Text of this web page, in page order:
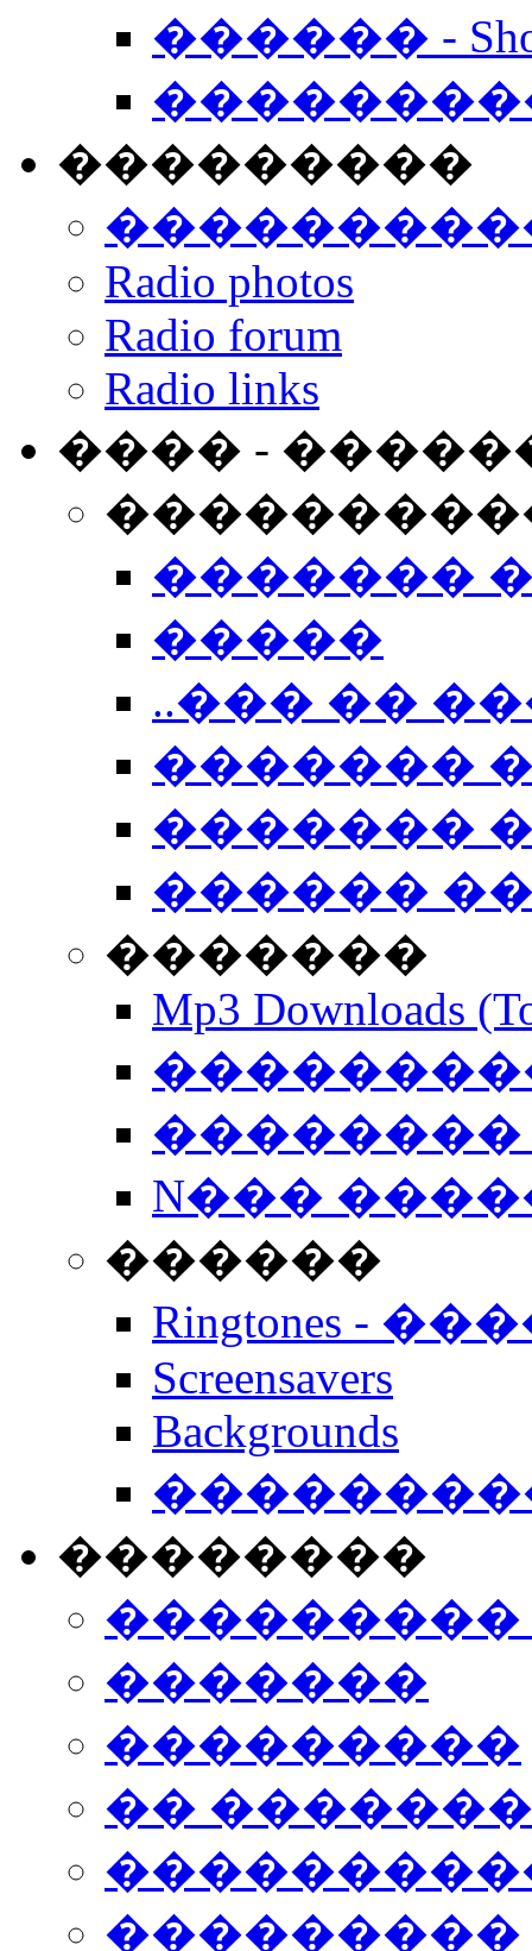
������ -
���������
Radio photos
Radio forum
Radio links
���� -
�������
�����
..��� ��
�������
�������
������
�������
Mp3 Downloads
��������
N���
������
Ringtones -
Screensavers
Backgrounds
��������
���������
�������
���������
��
���������